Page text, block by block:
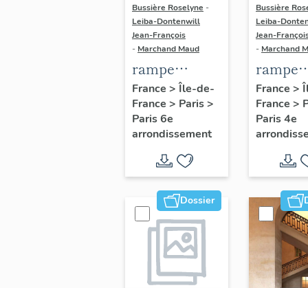
Bussière Roselyne -
Leiba-Dontenwill
Jean-François
- Marchand Maud
rampe
d'appui,
escalier de la
maison à
cochère dite
hôtel du Gué
(détruite)
(non étudié)
France > Île-de-
France > Paris>
Paris 6e
arrondissement
Bussière
Leiba-
Jean-
- Marchand
rampe
d'appui,
escalier
d'une
France >
France >
Paris 4e
Dossier